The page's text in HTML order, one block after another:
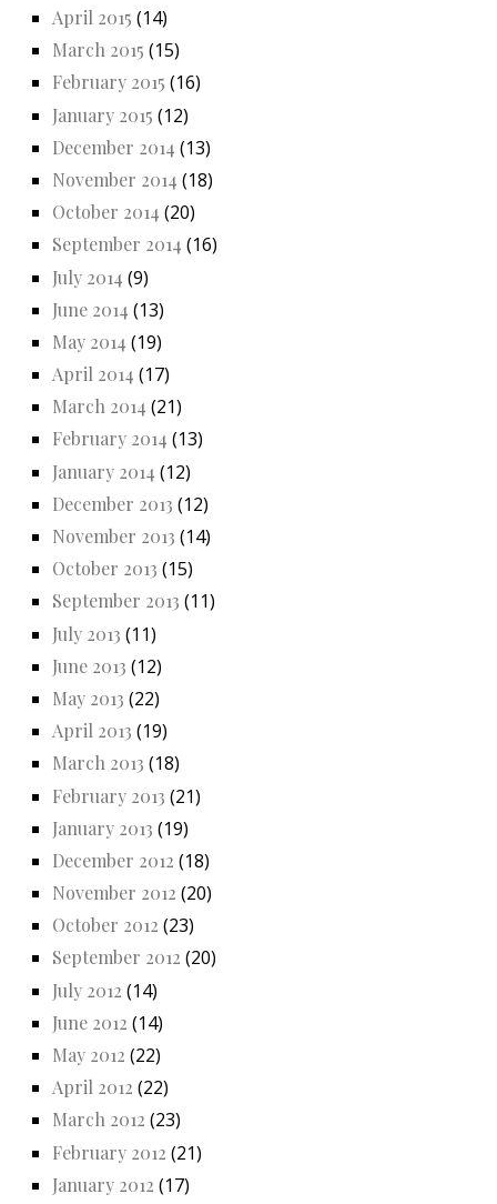
April 2015 (14)
March 2015 (15)
February 2015 (16)
January 2015 (12)
December 2014 (13)
November 2014 (18)
October 2014 (20)
September 2014 (16)
July 2014 (9)
June 2014 (13)
May 2014 (19)
April 2014 (17)
March 2014 (21)
February 2014 (13)
January 2014 (12)
December 2013 (12)
November 2013 (14)
October 2013 (15)
September 2013 (11)
July 2013 (11)
June 2013 (12)
May 2013 (22)
April 2013 (19)
March 2013 (18)
February 2013 (21)
January 2013 (19)
December 2012 (18)
November 2012 (20)
October 2012 (23)
September 2012 (20)
July 2012 (14)
June 2012 (14)
May 2012 (22)
April 2012 (22)
March 2012 (23)
February 2012 (21)
January 2012 (17)